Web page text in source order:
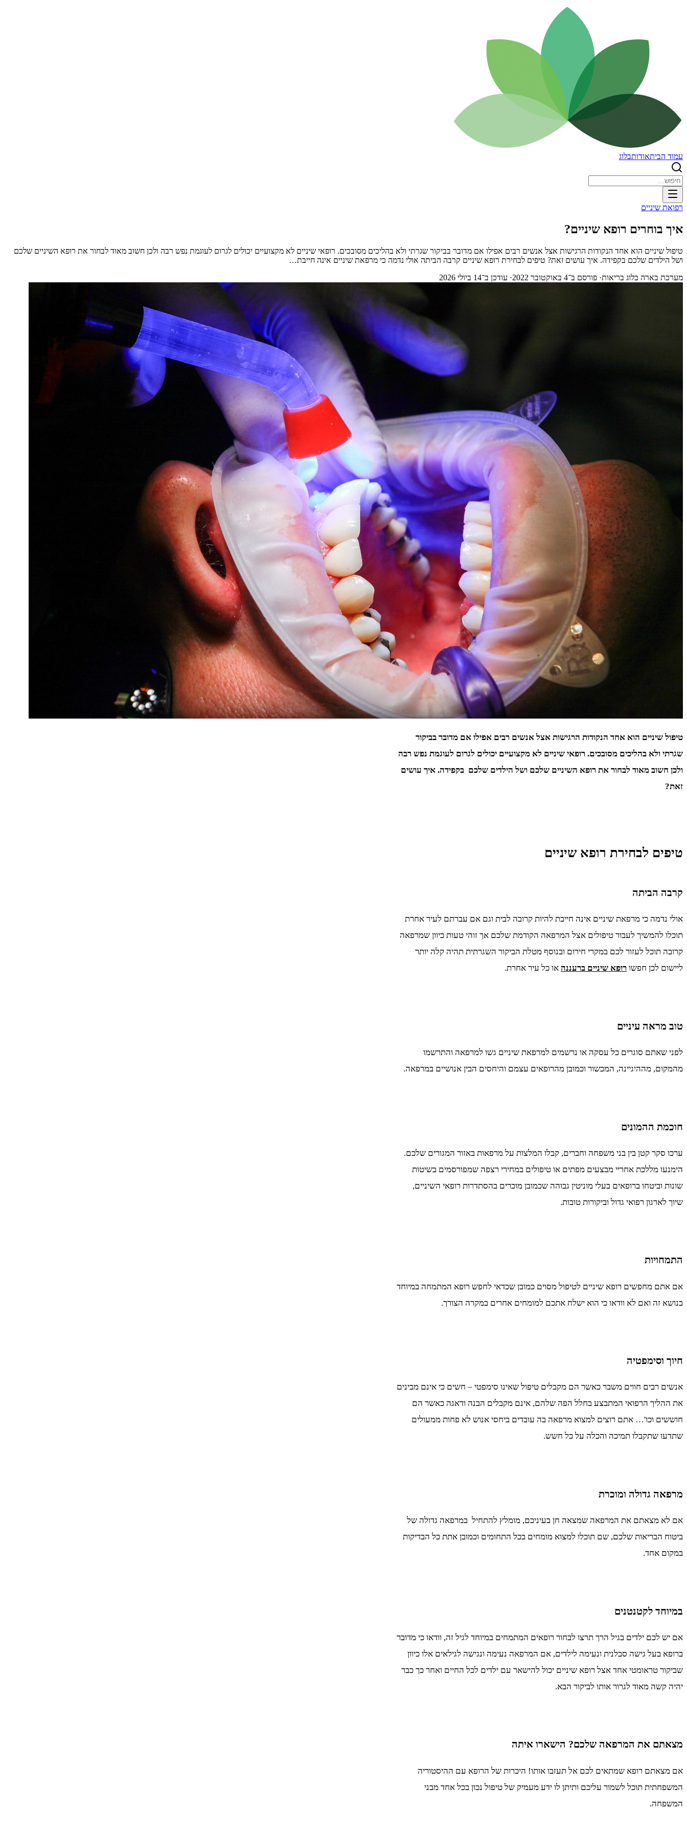
עמוד הביתאודותבלוג
רפואת שיניים
איך בוחרים רופא שיניים?
טיפול שיניים הוא אחד הנקודות הרגישות אצל אנשים רבים אפילו אם מדובר בביקור שגרתי ולא בהליכים מסובכים. רופאי שיניים לא מקצועיים יכולים לגרום לעוגמת נפש רבה ולכן חשוב מאוד לבחור את רופא השיניים שלכם
ושל הילדים שלכם בקפידה. איך עושים זאת? טיפים לבחירת רופא שיניים קרבה הביתה אולי נדמה כי מרפאת שיניים אינה חייבת…
מערכת בארה בלוג בריאות· פורסם ב־4 באוקטובר 2022 · עודכן ב־14 ביולי 2026
טיפול שיניים הוא אחד הנקודות הרגישות אצל אנשים רבים אפילו אם מדובר בביקור
שגרתי ולא בהליכים מסובכים. רופאי שיניים לא מקצועיים יכולים לגרום לעוגמת נפש רבה
ולכן חשוב מאוד לבחור את רופא השיניים שלכם ושל הילדים שלכם בקפידה. איך עושים
זאת?
טיפים לבחירת רופא שיניים
קרבה הביתה
אולי נדמה כי מרפאת שיניים אינה חייבת להיות קרובה לבית וגם אם עברתם לעיר אחרת
תוכלו להמשיך לעבור טיפולים אצל המרפאה הקודמת שלכם אך זוהי טעות כיוון שמרפאה
קרובה תוכל לעזור לכם במקרי חירום ובנוסף מטלת הביקור השגרתית תהיה קלה יותר
ליישום לכן חפשו רופא שיניים ברעננה או כל עיר אחרת.
טוב מראה עיניים
לפני שאתם סוגרים כל עסקה או נרשמים למרפאת שיניים גשו למרפאה והתרשמו
מהמקום, מההיגיינה, המכשור וכמובן מהרופאים עצמם והיחסים הבין אנושיים במרפאה.
חוכמת ההמונים
ערכו סקר קטן בין בני משפחה וחברים, קבלו המלצות על מרפאות באזור המגורים שלכם.
הימנעו מללכת אחריי מבצעים מפתים או טיפולים במחירי רצפה שמפורסמים בשיטות
שונות וביטחו ברופאים בעלי מוניטין גבוהה שכמובן מוכרים בהסתדרות רופאי השיניים,
שיוך לארגון רפואי גדול וביקורות טובות.
התמחויות
אם אתם מחפשים רופא שיניים לטיפול מסוים כמובן שכדאי לחפש רופא המתמחה במיוחד
בנושא זה ואם לא וודאו כי הוא ישלח אתכם למומחים אחרים במקרה הצורך.
חיוך וסימפטיה
אנשים רבים חווים משבר כאשר הם מקבלים טיפול שאינו סימפטי – חשים כי אינם מבינים
את ההליך הרפואי המתבצע בחלל הפה שלהם, אינם מקבלים הבנה ודאגה כאשר הם
חוששים וכו'… אתם רוצים למצוא מרפאה בה עובדים ביחסי אנוש לא פחות ממעולים
שתדעו שתקבלו תמיכה והכלה על כל חשש.
מרפאה גדולה ומוכרת
אם לא מצאתם את המרפאה שמצאה חן בעיניכם, מומלץ להתחיל במרפאה גדולה של
ביטוח הבריאות שלכם, שם תוכלו למצוא מומחים בכל התחומים וכמובן אתת כל הבדיקות
במקום אחד.
במיוחד לקטנטנים
אם יש לכם ילדים בגיל הרך תרצו לבחור רופאים המתמחים במיוחד לגיל זה, וודאו כי מדובר
ברופא בעל גישה סבלנית ונעימה לילדים, אם המרפאה נעימה ונגישה לגילאים אלו כיוון
שביקור טראומטי אחד אצל רופא שיניים יכול להישאר עם ילדים לכל החיים ואחר כך כבר
יהיה קשה מאוד לגרור אותו לביקור הבא.
מצאתם את המרפאה שלכם? הישארו איתה
אם מצאתם רופא שמתאים לכם אל תעזבו אותו! היכרות של הרופא עם ההיסטוריה
המשפחתית תוכל לשמור עליכם ותיתן לו ידע מעמיק של טיפול נכון בכל אחד מבני
המשפחה.